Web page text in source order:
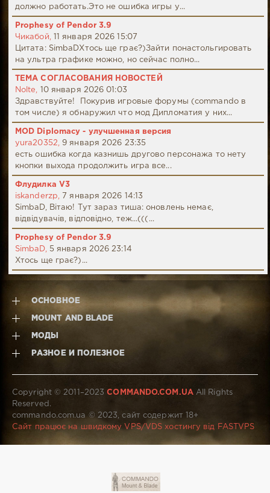
должно работать.Это не ошибка игры у...
Prophesy of Pendor 3.9
Чикабой,
11 января 2026 15:07
Цитата: SimbaDХтось ще грає?)Зайти понастольгировать
на ультра графике можно, но сейчас полно...
ТЕМА СОГЛАСОВАНИЯ НОВОСТЕЙ
Nolte,
10 января 2026 01:03
Здравствуйте! Покурив игровые форумы (commando в
том числе) я обнаружил что мод Дипломатия у них...
MOD Diplomacy - улучшенная версия
yura20352,
9 января 2026 23:35
есть ошибка когда казнишь другово персонажа то нету
кнопки выхода продолжить игра все...
Флудилка V3
iskanderzp,
7 января 2026 14:13
SimbaD, Вітаю! Тут зараз тиша: оновлень немає,
відвідувачів, відповідно, теж...(((...
Prophesy of Pendor 3.9
SimbaD,
5 января 2026 23:14
Хтось ще грає?)...
ОСНОВНОЕ
MOUNT AND BLADE
МОДЫ
РАЗНОЕ И ПОЛЕЗНОЕ
Copyright © 2011–2023COMMANDO.COM.UAAll Rights
Reserved.
commando.com.ua © 2023, сайт содержит 18+
Сайт працює на швидкому VPS/VDS хостингу від FASTVPS